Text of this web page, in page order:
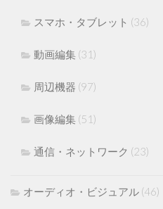
スマホ・タブレット (36)
動画編集 (31)
周辺機器 (97)
画像編集 (51)
通信・ネットワーク (23)
オーディオ・ビジュアル (46)